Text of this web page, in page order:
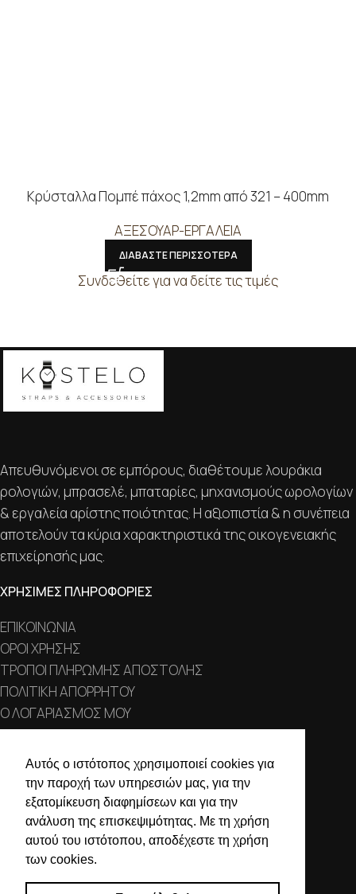
Αυτός ο ιστότοπος χρησιμοποιεί cookies για
την παροχή των υπηρεσιών μας, για την
εξατομίκευση διαφημίσεων και για την
ανάλυση της επισκεψιμότητας. Με τη χρήση
αυτού του ιστότοπου, αποδέχεστε τη χρήση
των cookies.
Κρύσταλλα Πομπέ πάχος 1,2mm από 321 – 400mm
ΑΞΕΣΟΥΑΡ-ΕΡΓΑΛΕΙΑ
ΔΙΑΒΑΣΤΕ ΠΕΡΙΣΣΟΤΕΡΑ
Συνδεθείτε για να δείτε τις τιμές
Απευθυνόμενοι σε εμπόρους, διαθέτουμε λουράκια
ρολογιών, μπρασελέ, μπαταρίες, μηχανισμούς ωρολογίων
& εργαλεία αρίστης ποιότητας. Η αξιοπιστία & η συνέπεια
αποτελούν τα κύρια χαρακτηριστικά της οικογενειακής
επιχείρησής μας.
ΧΡΗΣΙΜΕΣ ΠΛΗΡΟΦΟΡΙΕΣ
ΕΠΙΚΟΙΝΩΝΙΑ
ΟΡΟΙ ΧΡΗΣΗΣ
ΤΡΟΠΟΙ ΠΛΗΡΩΜΗΣ ΑΠΟΣΤΟΛΗΣ
ΠΟΛΙΤΙΚΗ ΑΠΟΡΡΗΤΟΥ
Ο ΛΟΓΑΡΙΑΣΜΟΣ ΜΟΥ
Χαλκιδικής 19, 546 43,
Θεσσαλονίκη
2310 839 188
2310 850 606